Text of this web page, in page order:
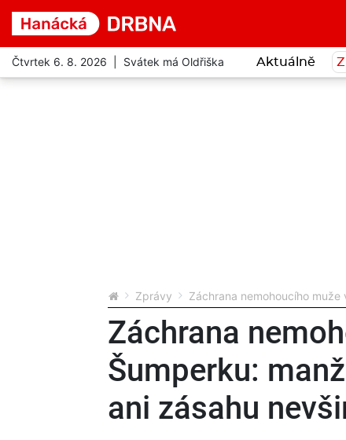
Čtvrtek 6. 8. 2026 | Svátek má Oldřiška Aktuálně
Zprávy Záchrana nemohoucího muže
Záchrana
Šumperku:
ani zásahu